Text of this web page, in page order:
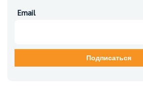
Email